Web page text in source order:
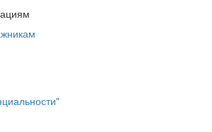
выбрать Energoflex®
64/13, вы получаете надёжную и
для ваших труб. Этот материал
на отоплении, продлить срок службы
комфорт в вашем доме или офисе.